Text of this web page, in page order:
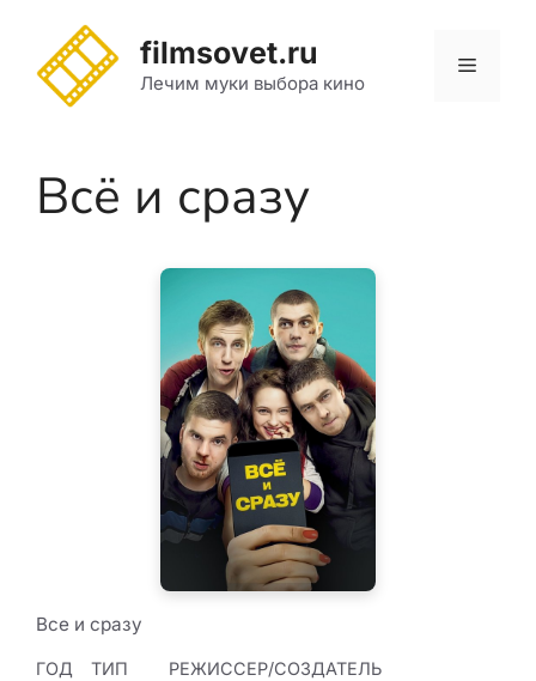
содержимому
filmsovet.ru
Лечим муки выбора кино
Меню
Всё и сразу
Все и сразу
ГОД ТИП РЕЖИССЕР/СОЗДАТЕЛЬ